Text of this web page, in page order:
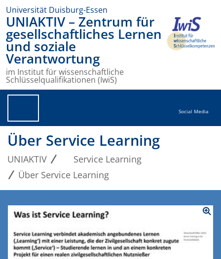
Universität Duisburg-Essen
UNIAKTIV – Zentrum für
gesellschaftliches Lernen
und soziale
Verantwortung
im Institut für wissenschaftliche
Schlüsselqualifikationen (IwiS)
Social Media
Über Service Learning
UNIAKTIV
Service Learning
Über Service Learning